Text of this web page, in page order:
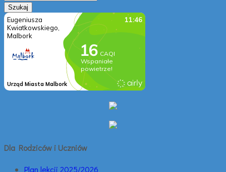
Dla Rodziców i Uczniów
Plan lekcji 2025/2026